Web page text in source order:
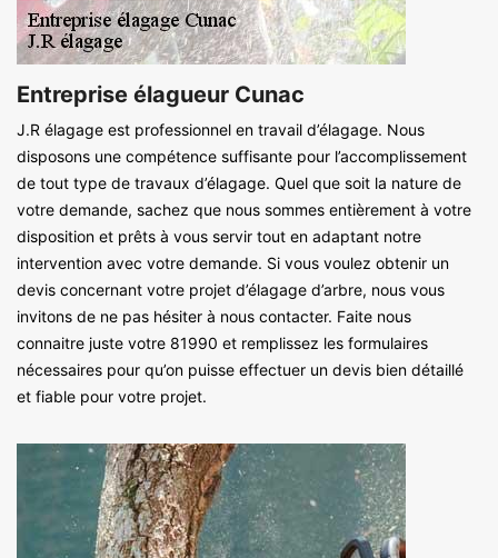
Entreprise élagueur Cunac
J.R élagage est professionnel en travail d’élagage. Nous
disposons une compétence suffisante pour l’accomplissement
de tout type de travaux d’élagage. Quel que soit la nature de
votre demande, sachez que nous sommes entièrement à votre
disposition et prêts à vous servir tout en adaptant notre
intervention avec votre demande. Si vous voulez obtenir un
devis concernant votre projet d’élagage d’arbre, nous vous
invitons de ne pas hésiter à nous contacter. Faite nous
connaitre juste votre 81990 et remplissez les formulaires
nécessaires pour qu’on puisse effectuer un devis bien détaillé
et fiable pour votre projet.